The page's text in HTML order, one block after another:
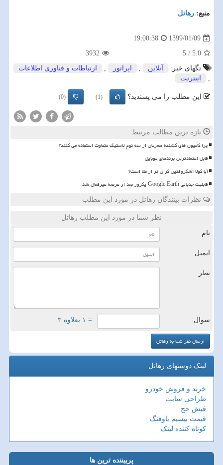
منبع: رهاتل
1399/01/09
19:00:38
5.0
/
5
3932
تگهای خبر:
آنلاین , اپراتور ,
ارتباطات و فناوری اطلاعات
,
اینترنت
این مطلب را می پسندید؟ (1)
(0)
تازه ترین مطالب مرتبط
چرا کامیون های کشنده همزمان از سه نوع لاستیک متفاوت استفاده می کنند؟
قابل اعتمادترین برندهای موبایل
آیا کولا آشکروفتین گران تر از طلا است؟
قابلیت جنجالی Google Earth یکروز بعد از عرضه غیرفعال شد
نظرات بینندگان رهاتل در مورد این مطلب
نظر شما در مورد این مطلب رهاتل
نام:
ایمیل:
نظر:
سوال: = ۱ بعلاوه ۳
لینک دوستهای رهاتل
خرید و فروش خودرو
طراحی سایت
فیش حج
قیمت بیسیم باوفنگ
کوتاه کننده لینک
پربیننده ترین ها